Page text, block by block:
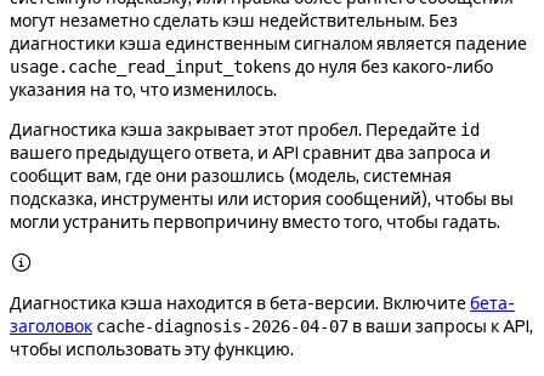
могут незаметно сделать кэш недействительным. Без
диагностики кэша единственным сигналом является падение
usage.cache_read_input_tokens до нуля без какого-либо
указания на то, что изменилось.
Диагностика кэша закрывает этот пробел. Передайте id
вашего предыдущего ответа, и API сравнит два запроса и
сообщит вам, где они разошлись (модель, системная
подсказка, инструменты или история сообщений), чтобы вы
могли устранить первопричину вместо того, чтобы гадать.

Диагностика кэша находится в бета-версии. Включитебета-
заголовок cache-diagnosis-2026-04-07 в ваши запросы к API,
чтобы использовать эту функцию.